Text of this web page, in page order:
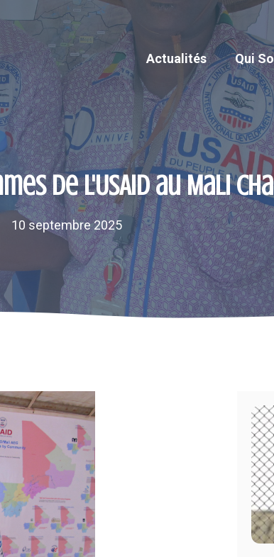
Actualités Qui
de l'USAID au Mali
10 septembre 2025